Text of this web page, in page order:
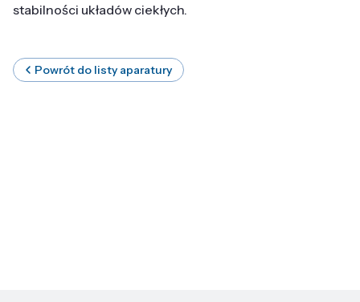
stabilności układów ciekłych.
Powrót do listy aparatury